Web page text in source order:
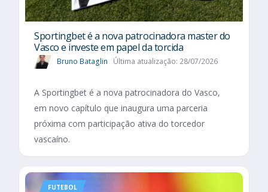
Sportingbet é a nova patrocinadora master do
Vasco e investe em papel da torcida
Bruno Bataglin Última atualização: 28/07/2026
A Sportingbet é a nova patrocinadora do Vasco,
em novo capítulo que inaugura uma parceria
próxima com participação ativa do torcedor
vascaíno.
FUTEBOL